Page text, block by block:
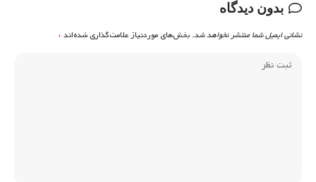
بدون دیدگاه
نشانی ایمیل شما منتشر نخواهد شد. بخش‌های موردنیاز علامت‌گذاری شده‌اند*